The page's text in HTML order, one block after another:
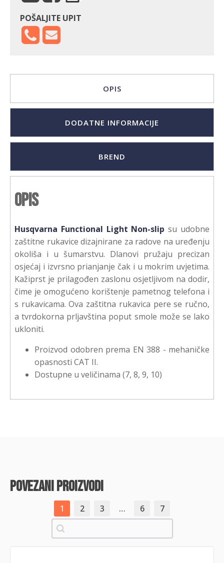
POŠALJITE UPIT
OPIS
DODATNE INFORMACIJE
BREND
Opis
Husqvarna Functional Light Non-slip su udobne
zaštitne rukavice dizajnirane za radove na uređenju
okoliša i u šumarstvu. Dlanovi pružaju precizan
osjećaj i izvrsno prianjanje čak i u mokrim uvjetima.
Kažiprst je prilagođen zaslonu osjetljivom na dodir,
čime je omogućeno korištenje pametnog telefona i
s rukavicama. Ova zaštitna rukavica pere se ručno,
a tvrdokorna prljavština poput smole može se lako
ukloniti.
Proizvod odobren prema EN 388 - mehaničke
opasnosti CAT II.
Dostupne u veličinama (7, 8, 9, 10)
povezani proizvodi
1 2 3 … 6
7
Pretraži